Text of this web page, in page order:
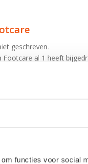
functies voor social
geschreven.
Footcare al 1 heeft
FOOTCARE